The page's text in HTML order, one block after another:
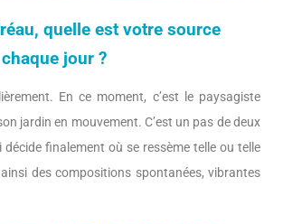
quelle est votre source
jour ?
En ce moment, c’est le paysagiste
jardin en mouvement. C’est un pas de deux
finalement où se ressème telle ou telle
des compositions spontanées, vibrantes